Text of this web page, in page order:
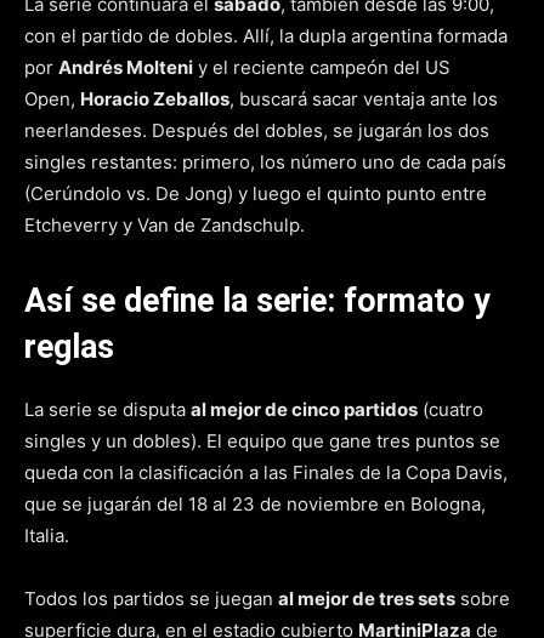
con el partido de dobles. Allí, la dupla argentina formada
por Andrés Molteni y el reciente campeón del US
Open, Horacio Zeballos, buscará sacar ventaja ante los
neerlandeses. Después del dobles, se jugarán los dos
singles restantes: primero, los número uno de cada país
(Cerúndolo vs. De Jong) y luego el quinto punto entre
Etcheverry y Van de Zandschulp.
Así se define la serie: formato y
reglas
La serie se disputa al mejor de cinco partidos (cuatro
singles y un dobles). El equipo que gane tres puntos se
queda con la clasificación a las Finales de la Copa Davis,
que se jugarán del 18 al 23 de noviembre en Bologna,
Italia.
Todos los partidos se juegan al mejor de tres sets sobre
superficie dura, en el estadio cubierto MartiniPlaza de